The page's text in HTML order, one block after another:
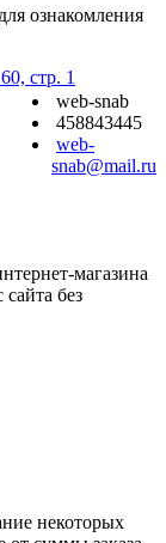
ознакомления
стр. 1
web-snab
458843445
web-
snab@mail.ru
магазина
без
некоторых